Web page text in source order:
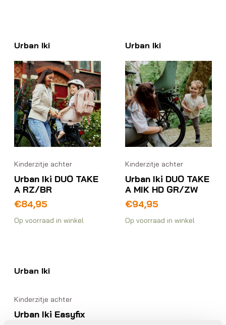
Urban Iki
Kinderzitje achter
Urban Iki DUO TAKE
A RZ/BR
€84,95
Op voorraad in winkel
Urban Iki
Kinderzitje achter
Urban Iki DUO TAKE
A MIK HD GR/ZW
€94,95
Op voorraad in winkel
Urban Iki
Kinderzitje achter
Urban Iki Easyfix